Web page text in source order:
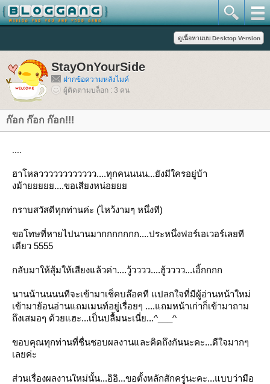
StayOnYourSide
ฝากข้อความหลังไมค์
ผู้ติดตามบล็อก : 3 คน
ก๊อก ก๊อก ก๊อก!!!
ฮาโหลวววววววววววว....ทุกคนนนน...ยังมีใครอยู่บ้า
งม้ายยยยย....ขอเสียงหน่อ
กราบสวัสดีทุกท่านค่ะ (ไหว้งามๆ หนึ่งที)
ขอโทษที่หายไปนานมากกกกกกก....ประหนึ่งฟอร์เอเวอร์เลยที
เดียว 5555
กลับมาให้สุ้มให้เสียงแล้วค่า....วู้วววว....ฮู้วววว...เอิ้กกกก
นานน้านนนนทีจะเข้ามาเช็คบล๊อคที แปลกใจที่มีผู้อ่านหน้าใหม่
เข้ามาย้อนอ่านแถมเมนท์อยู่เรื่อยๆ ....แถมหน้าเก่าก็เข้ามาถาม
ถึงเสมอๆ ด้วยแฮะ...เป็นปลื้มนะเนี่ย...^___^
ขอบคุณทุกท่านที่ชื่นชอบผลงานและคิดถึงกันนะคะ...ดีใจมากๆ
เลยค่ะ
ส่วนเรื่องผลงานใหม่นั้น...อิอิ...ขอตั้งหลักสักครู่นะคะ...แบบว่ามือ